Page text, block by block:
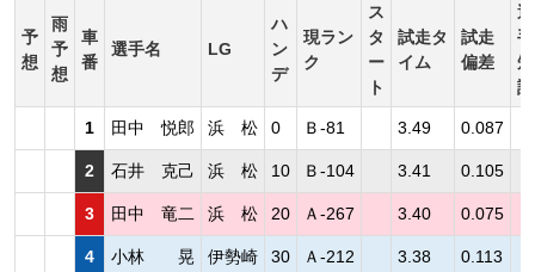
予
想
雨
予
想
車
番
選手名 LG
ハ
ン
デ
現ラン
ク
ス
タ
ー
ト
試走タ
イム
試走
偏差
選
手
短
評
1 田中 悦郎 浜 松 0 Ｂ-81 3.49 0.087
2 石井 克己 浜 松 10 Ｂ-104 3.41 0.105
3 田中 竜二 浜 松 20 Ａ-267 3.40 0.075
4 小林 晃 伊勢崎 30 Ａ-212 3.38 0.113